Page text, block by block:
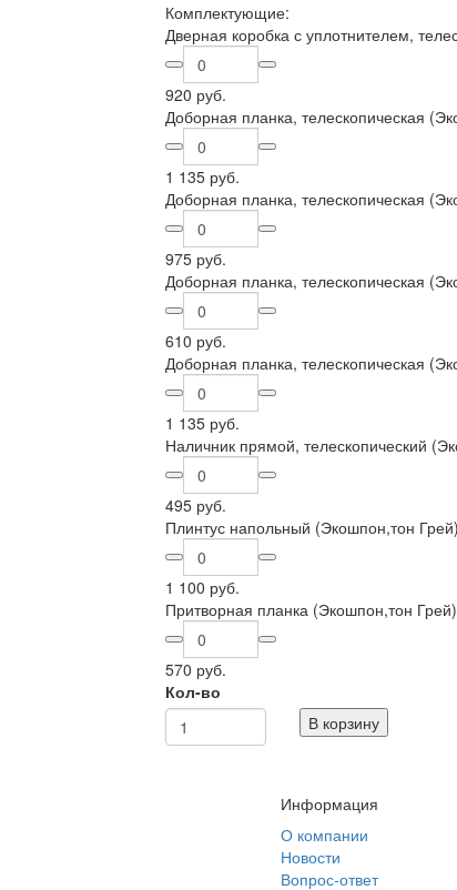
Комплектующие:
Дверная коробка с уплотнителем,
920 руб.
Доборная планка, телескопическая
1 135 руб.
Доборная планка, телескопическая
975 руб.
Доборная планка, телескопическая
610 руб.
Доборная планка, телескопическая
1 135 руб.
Наличник прямой, телескопический
495 руб.
Плинтус напольный (Экошпон,тон
1 100 руб.
Притворная планка (Экошпон,тон
570 руб.
Кол-во
В корзину
Информация
О компании
Новости
Вопрос-ответ